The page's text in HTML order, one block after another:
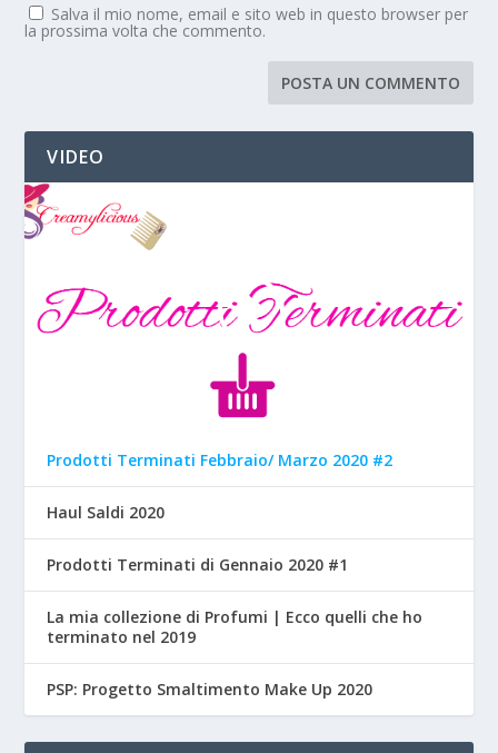
Salva il mio nome, email e sito web in questo browser per
la prossima volta che commento.
VIDEO
Prodotti Terminati Febbraio/ Marzo 2020 #2
Haul Saldi 2020
Prodotti Terminati di Gennaio 2020 #1
La mia collezione di Profumi | Ecco quelli che ho
terminato nel 2019
PSP: Progetto Smaltimento Make Up 2020